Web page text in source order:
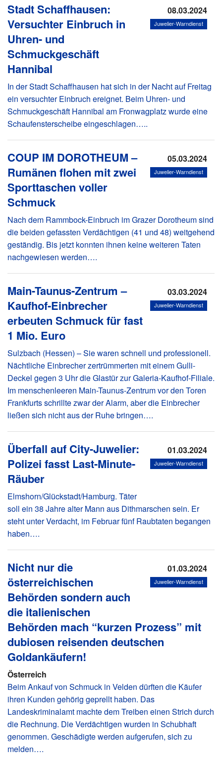
08.03.2024
Juwelier-Warndienst
Stadt Schaffhausen:
Versuchter Einbruch in
Uhren- und
Schmuckgeschäft
Hannibal
In der Stadt Schaffhausen hat sich in der Nacht auf Freitag
ein versuchter Einbruch ereignet. Beim Uhren- und
Schmuckgeschäft Hannibal am Fronwagplatz wurde eine
Schaufensterscheibe eingeschlagen…..
05.03.2024
Juwelier-Warndienst
COUP IM DOROTHEUM –
Rumänen flohen mit zwei
Sporttaschen voller
Schmuck
Nach dem Rammbock-Einbruch im Grazer Dorotheum sind
die beiden gefassten Verdächtigen (41 und 48) weitgehend
geständig. Bis jetzt konnten ihnen keine weiteren Taten
nachgewiesen werden….
03.03.2024
Juwelier-Warndienst
Main-Taunus-Zentrum –
Kaufhof-Einbrecher
erbeuten Schmuck für fast
1 Mio. Euro
Sulzbach (Hessen) – Sie waren schnell und professionell.
Nächtliche Einbrecher zertrümmerten mit einem Gulli-
Deckel gegen 3 Uhr die Glastür zur Galeria-Kaufhof-Filiale.
Im menschenleeren Main-Taunus-Zentrum vor den Toren
Frankfurts schrillte zwar der Alarm, aber die Einbrecher
ließen sich nicht aus der Ruhe bringen….
01.03.2024
Juwelier-Warndienst
Überfall auf City-Juwelier:
Polizei fasst Last-Minute-
Räuber
Elmshorn/Glückstadt/Hamburg. Täter
soll ein 38 Jahre alter Mann aus Dithmarschen sein. Er
steht unter Verdacht, im Februar fünf Raubtaten begangen
haben….
01.03.2024
Juwelier-Warndienst
Nicht nur die
österreichischen
Behörden sondern auch
die italienischen
Behörden mach “kurzen Prozess” mit
dubiosen reisenden deutschen
Goldankäufern!
Österreich
Beim Ankauf von Schmuck in Velden dürften die Käufer
ihren Kunden gehörig geprellt haben. Das
Landeskriminalamt machte dem Treiben einen Strich durch
die Rechnung. Die Verdächtigen wurden in Schubhaft
genommen. Geschädigte werden aufgerufen, sich zu
melden….